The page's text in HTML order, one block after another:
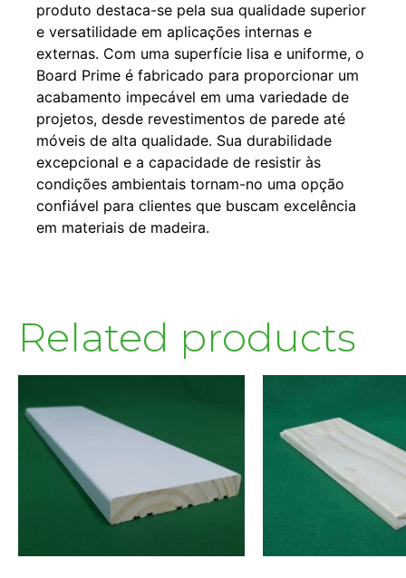
produto destaca-se pela sua qualidade superior
e versatilidade em aplicações internas e
externas. Com uma superfície lisa e uniforme, o
Board Prime é fabricado para proporcionar um
acabamento impecável em uma variedade de
projetos, desde revestimentos de parede até
móveis de alta qualidade. Sua durabilidade
excepcional e a capacidade de resistir às
condições ambientais tornam-no uma opção
confiável para clientes que buscam excelência
em materiais de madeira.
Related products